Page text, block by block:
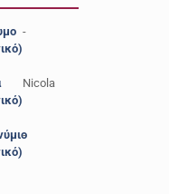
-
Nicola
-